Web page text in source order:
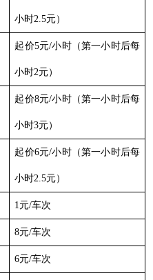
小时2.5元）
起价5元/小时（第一小时后每
小时2元）
起价8元/小时（第一小时后每
小时3元）
起价6元/小时（第一小时后每
小时2.5元）
1元/车次
8元/车次
6元/车次